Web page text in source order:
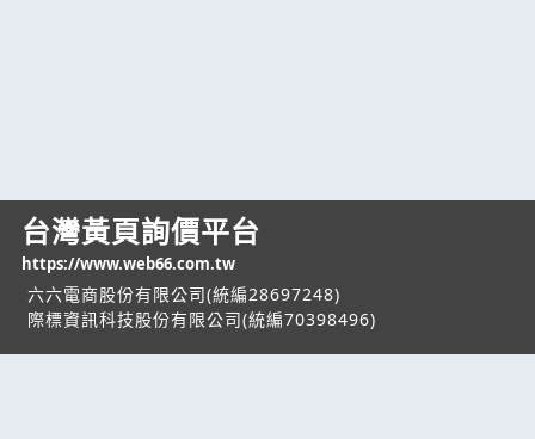
台灣黃頁詢價平台
https://www.web66.com.tw
六六電商股份有限公司(統編28697248)
際標資訊科技股份有限公司(統編70398496)